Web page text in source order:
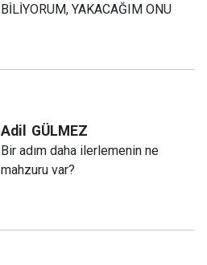
BİLİYORUM, YAKACAĞIM ONU
Adil GÜLMEZ
Bir adım daha ilerlemenin ne
mahzuru var?